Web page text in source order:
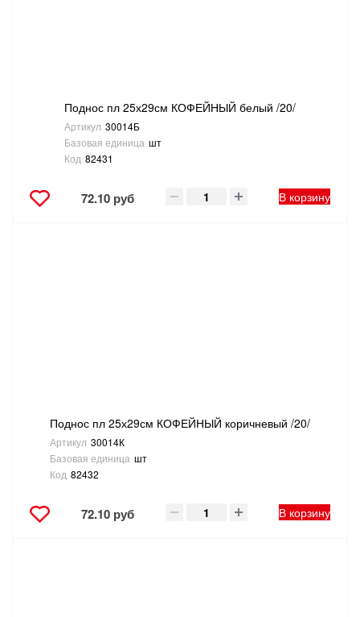
Поднос пл 25х29см КОФЕЙНЫЙ белый /20/
Артикул 30014Б
Базовая единица шт
Код 82431
72.10 руб В корзину
Поднос пл 25х29см КОФЕЙНЫЙ коричневый /20/
Артикул 30014К
Базовая единица шт
Код 82432
72.10 руб В корзину